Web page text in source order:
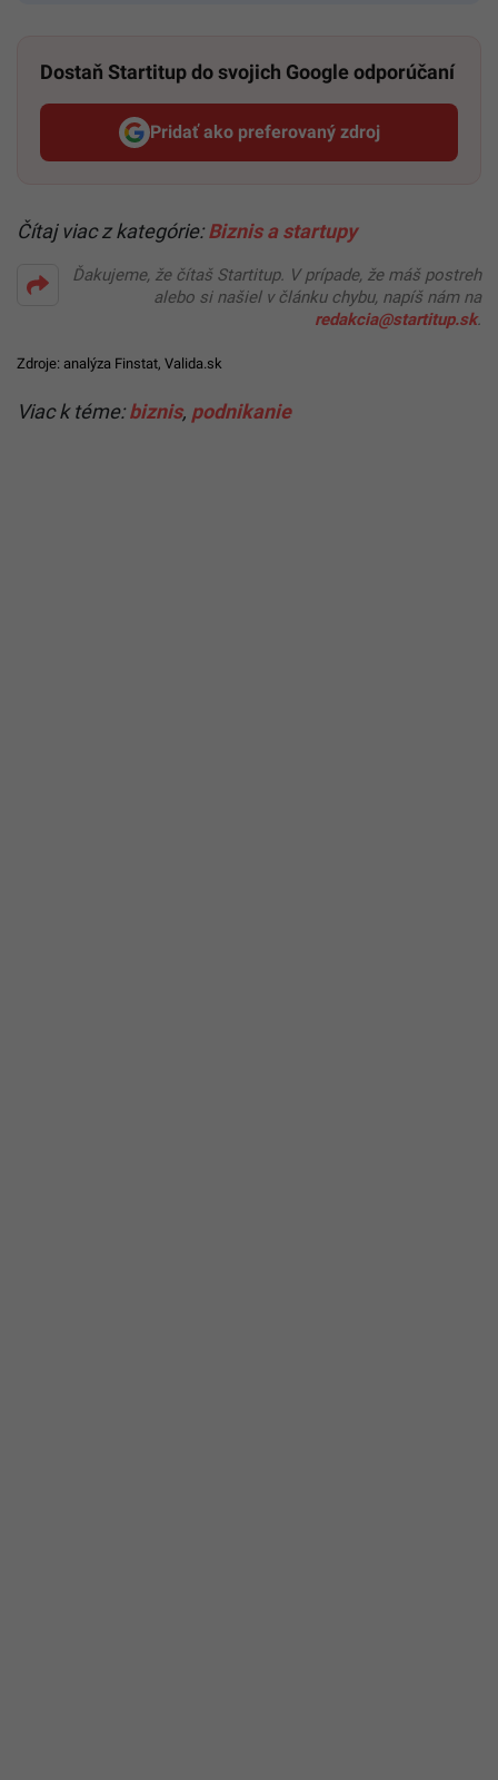
Dostaň Startitup do svojich Google odporúčaní
Pridať ako preferovaný zdroj
Startitup, odkaz sa otvorí v
Čítaj viac z kategórie:Biznis a startupy
Ďakujeme, že čítaš Startitup. V prípade, že máš postreh
alebo si našiel v článku chybu, napíš nám na
redakcia@startitup.sk.
Zdroje: analýza Finstat, Valida.sk
Viac k téme:biznis, podnikanie